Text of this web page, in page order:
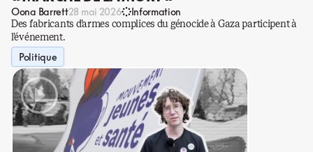
Oona Barrett28 mai 2026 Information
Des fabricants d’armes complices du génocide à Gaza participent à
l’événement.
Politique